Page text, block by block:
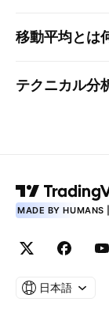
移動平均とは
テクニカル分
MADE BY HUMANS
日本語